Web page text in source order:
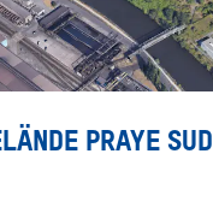
PRAYE SUD